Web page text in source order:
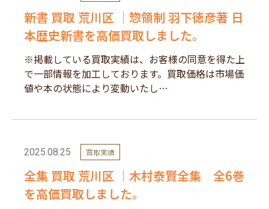
新書 買取 荒川区 ｜惣領制 羽下徳彦著 日
本歴史新書を高価買取しました。
※掲載している買取実績は、お客様の同意を得た上
で一部情報を加工しております。買取価格は市場価
値や本の状態により変動いたし…
2025.08.25 買取実績
全集 買取 荒川区 ｜木村泰賢全集 全6巻
を高価買取しました。